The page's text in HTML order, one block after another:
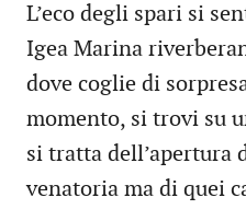
L’eco degli spari si
Igea Marina
dove coglie di
momento, si trovi su
si tratta dell’apertura
venatoria ma di quei